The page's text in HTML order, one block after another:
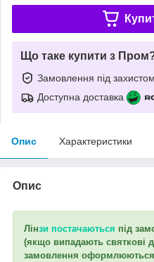
Що таке купити з
Замовлення під захистом
Доступна доставка
Опис Характеристики
Опис
Лінзи постачаються під
(якщо випадають святкові
замовлення оформлюються